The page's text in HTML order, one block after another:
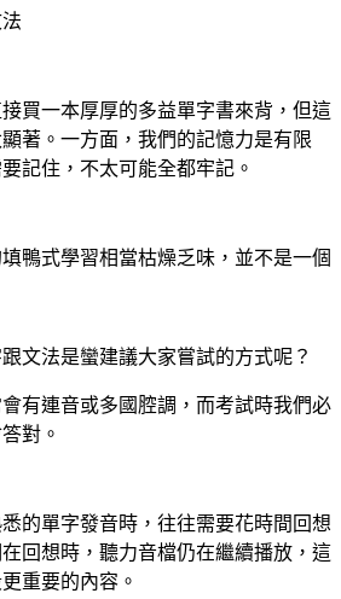
買一本厚厚的多益單字書來背，但這
著。一方面，我們的記憶力是有限
記住，不太可能全都牢記。
鴨式學習相當枯燥乏味，並不是一個
文法是蠻建議大家嘗試的方式呢？
有連音或多國腔調，而考試時我們必
對。
的單字發音時，往往需要花時間回想
回想時，聽力音檔仍在繼續播放，這
重要的內容。